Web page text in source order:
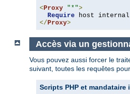
< Proxy "*">
Require host internal
</ Proxy>
Accès via un
Vous pouvez aussi forcer le
suivant, toutes les requêtes
Scripts PHP et mandataire